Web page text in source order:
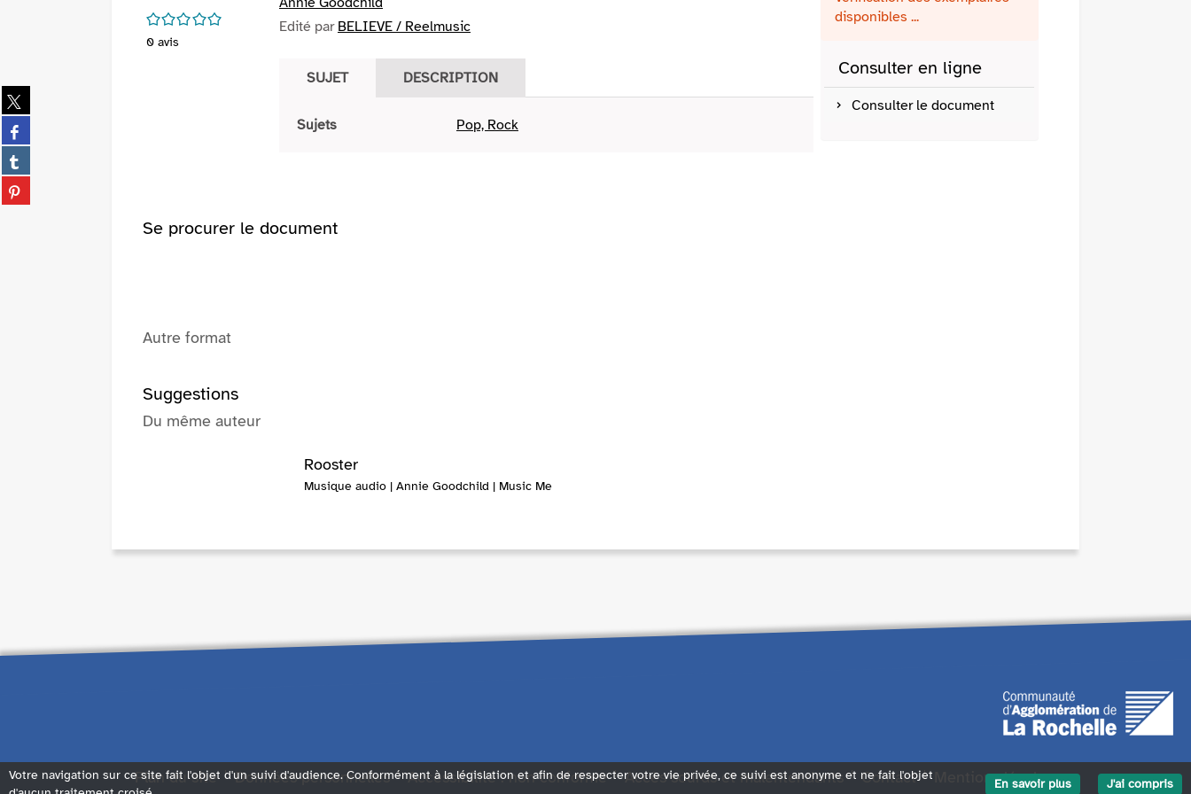
Partager
sur
twitter
(Nouvelle
fenêtre)
Partager
sur
facebook
(Nouvelle
fenêtre)
Partager
sur
tumblr
Partager
sur
/5
0 avis
Edité par BELIEVE / Reelmusic
SUJET DESCRIPTION
Sujets Pop, Rock
disponibles ...
Consulter en ligne
Consulter le document
Se procurer le document
Autre format
Suggestions
Du même auteur
Rooster
Musique audio | Annie Goodchild | Music Me
Plan du site Données personnelles Accessibilité : non conforme Accès sourds et malentendants Contact Mentions légales
Votre navigation sur ce site fait l'objet d'un suivi d'audience. Conformément à la législation et afin de respecter votre vie privée, ce suivi est anonyme et ne fait l'objet
En savoir plus J'ai compris